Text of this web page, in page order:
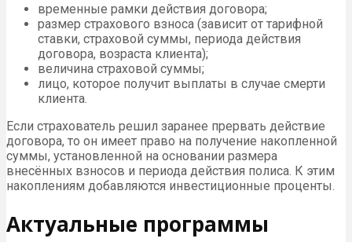
временные рамки действия договора;
размер страхового взноса (зависит от тарифной
ставки, страховой суммы, периода действия
договора, возраста клиента);
величина страховой суммы;
лицо, которое получит выплаты в случае смерти
клиента.
Если страхователь решил заранее прервать действие
договора, то он имеет право на получение накопленной
суммы, установленной на основании размера
внесённых взносов и периода действия полиса. К этим
накоплениям добавляются инвестиционные проценты.
Актуальные программы